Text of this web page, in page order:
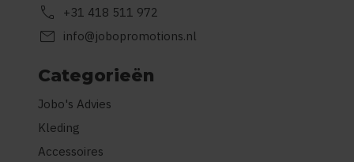
call +31 418 511 972
mail info@jobopromotions.nl
Categorieën
Jobo's Advies
Kleding
Accessoires